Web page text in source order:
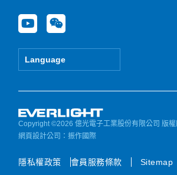
Y
o
u
e
W
e
i
Language
Copyright ©2026 億光電子工業股份有限公司 版
網頁設計公司 ：振作國際
隱私權政策 會員服務條款 Sitemap